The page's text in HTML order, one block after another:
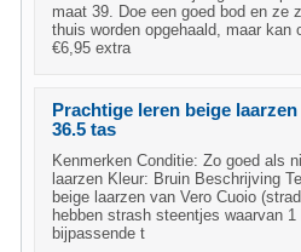
maat 39. Doe een goed bod en ze
thuis worden opgehaald, maar kan
€6,95 extra
Prachtige leren beige
36.5 tas
Kenmerken Conditie: Zo goed als
laarzen Kleur: Bruin Beschrijving
beige laarzen van Vero Cuoio
hebben strash steentjes waarvan
bijpassende t